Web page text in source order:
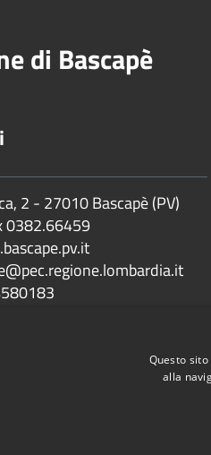
di Bascapè
2 - 27010 Bascapè (PV)
0382.66459
Questo
alla